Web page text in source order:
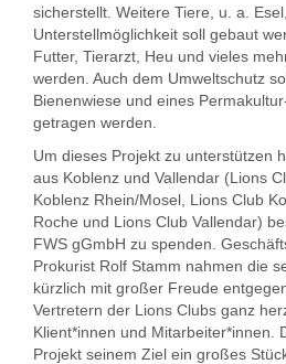
sicherstellt. Weitere Tiere, u. a.
Unterstellmöglichkeit soll gebaut
Futter, Tierarzt, Heu und vieles
werden. Auch dem Umweltschutz
Bienenwiese und eines
getragen werden.
Um dieses Projekt zu unterstützen
aus Koblenz und Vallendar (Lions
Koblenz Rhein/Mosel, Lions Club
Roche und Lions Club Vallendar)
FWS gGmbH zu spenden.
Prokurist Rolf Stamm nahmen die
kürzlich mit großer Freude
Vertretern der Lions Clubs ganz
Klient*innen und Mitarbeiter*innen.
Projekt seinem Ziel ein großes